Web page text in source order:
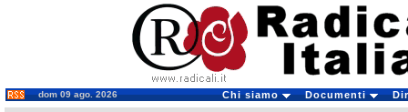
dom 09 ago. 2026 Chi siamo Documenti